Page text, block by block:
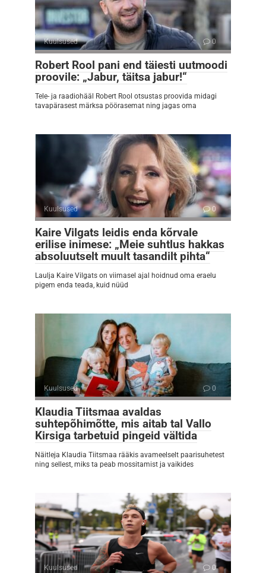
Kuulsused 0
Robert Rool pani end täiesti uutmoodi
proovile: „Jabur, täitsa jabur!“
Tele- ja raadiohääl Robert Rool otsustas proovida midagi
tavapärasest märksa pöörasemat ning jagas oma
Kuulsused 0
Kaire Vilgats leidis enda kõrvale
erilise inimese: „Meie suhtlus hakkas
absoluutselt muult tasandilt pihta“
Laulja Kaire Vilgats on viimasel ajal hoidnud oma eraelu
pigem enda teada, kuid nüüd
Kuulsused 0
Klaudia Tiitsmaa avaldas
suhtepõhimõtte, mis aitab tal Vallo
Kirsiga tarbetuid pingeid vältida
Näitleja Klaudia Tiitsmaa rääkis avameelselt paarisuhetest
ning sellest, miks ta peab mossitamist ja vaikides
Kuulsused 0